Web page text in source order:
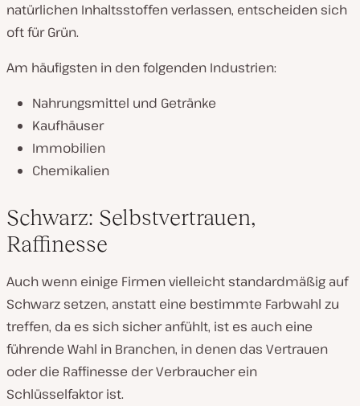
natürlichen Inhaltsstoffen verlassen, entscheiden sich
oft für Grün.
Am häufigsten in den folgenden Industrien:
Nahrungsmittel und Getränke
Kaufhäuser
Immobilien
Chemikalien
Schwarz: Selbstvertrauen,
Raffinesse
Auch wenn einige Firmen vielleicht standardmäßig auf
Schwarz setzen, anstatt eine bestimmte Farbwahl zu
treffen, da es sich sicher anfühlt, ist es auch eine
führende Wahl in Branchen, in denen das Vertrauen
oder die Raffinesse der Verbraucher ein
Schlüsselfaktor ist.